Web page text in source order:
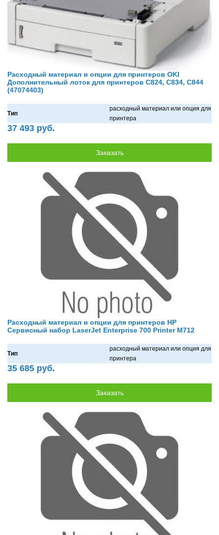
Расходный материал и опции для принтеров OKI
Дополнительный лоток для принтеров C824, C834, C844
(47074403)
Тип
рaсходный мaтериaл или опция для
принтерa
37 493 руб.
Расходный материал и опции для принтеров HP
Сервисный набор LaserJet Enterprise 700 Printer M712
Тип
рaсходный мaтериaл или опция для
принтерa
35 685 руб.